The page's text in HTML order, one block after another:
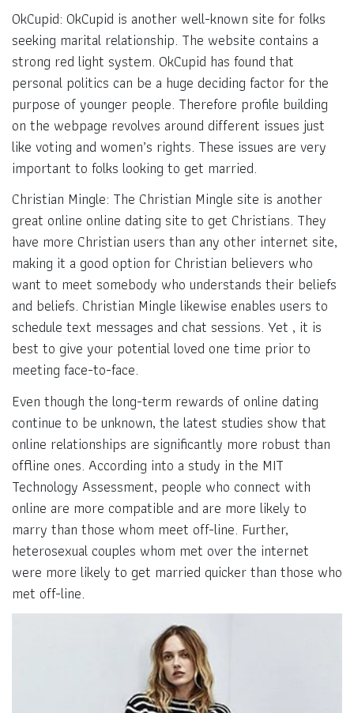
OkCupid: OkCupid is another well-known site for folks
seeking marital relationship. The website contains a
strong red light system. OkCupid has found that
personal politics can be a huge deciding factor for the
purpose of younger people. Therefore profile building
on the webpage revolves around different issues just
like voting and women’s rights. These issues are very
important to folks looking to get married.
Christian Mingle: The Christian Mingle site is another
great online online dating site to get Christians. They
have more Christian users than any other internet site,
making it a good option for Christian believers who
want to meet somebody who understands their beliefs
and beliefs. Christian Mingle likewise enables users to
schedule text messages and chat sessions. Yet , it is
best to give your potential loved one time prior to
meeting face-to-face.
Even though the long-term rewards of online dating
continue to be unknown, the latest studies show that
online relationships are significantly more robust than
offline ones. According into a study in the MIT
Technology Assessment, people who connect with
online are more compatible and are more likely to
marry than those whom meet off-line. Further,
heterosexual couples whom met over the internet
were more likely to get married quicker than those who
met off-line.